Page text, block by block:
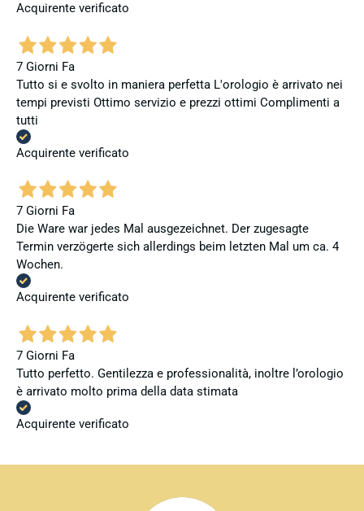
Acquirente verificato
7 Giorni Fa
Tutto si e svolto in maniera perfetta L'orologio è arrivato nei
tempi previsti Ottimo servizio e prezzi ottimi Complimenti a
tutti
Acquirente verificato
7 Giorni Fa
Die Ware war jedes Mal ausgezeichnet. Der zugesagte
Termin verzögerte sich allerdings beim letzten Mal um ca. 4
Wochen.
Acquirente verificato
7 Giorni Fa
Tutto perfetto. Gentilezza e professionalità, inoltre l’orologio
è arrivato molto prima della data stimata
Acquirente verificato